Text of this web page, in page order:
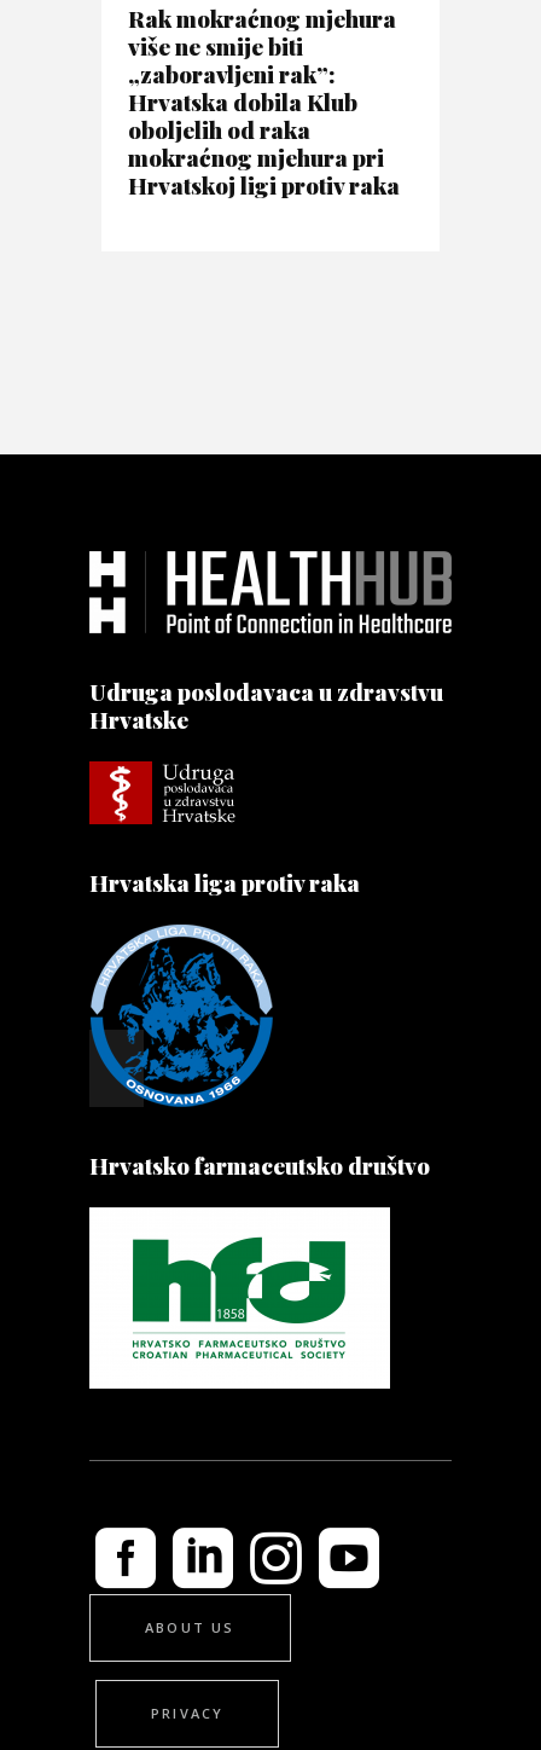
Rak mokraćnog mjehura
više ne smije biti
„zaboravljeni rak”:
Hrvatska dobila Klub
oboljelih od raka
mokraćnog mjehura pri
Hrvatskoj ligi protiv raka
Udruga poslodavaca u zdravstvu
Hrvatske
Hrvatska liga protiv raka
Hrvatsko farmaceutsko društvo
ABOUT US
PRIVACY